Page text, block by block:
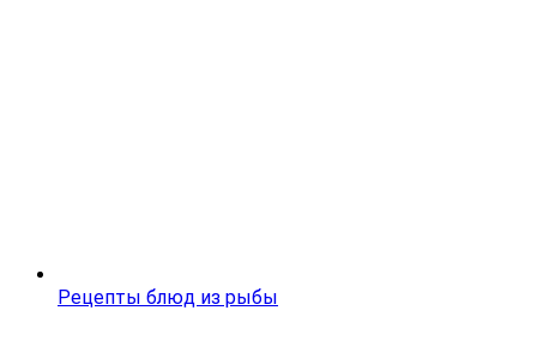
Рецепты блюд из рыбы